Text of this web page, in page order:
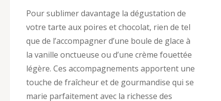
Pour sublimer davantage la dégustation de
votre tarte aux poires et chocolat, rien de tel
que de l’accompagner d’une boule de glace à
la vanille onctueuse ou d’une crème fouettée
légère. Ces accompagnements apportent une
touche de fraîcheur et de gourmandise qui se
marie parfaitement avec la richesse des